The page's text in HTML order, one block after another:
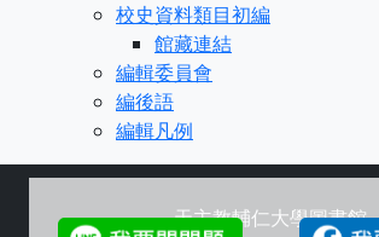
校史資料類目初編
館藏連結
編輯委員會
編後語
編輯凡例
天主教輔仁大學圖書館